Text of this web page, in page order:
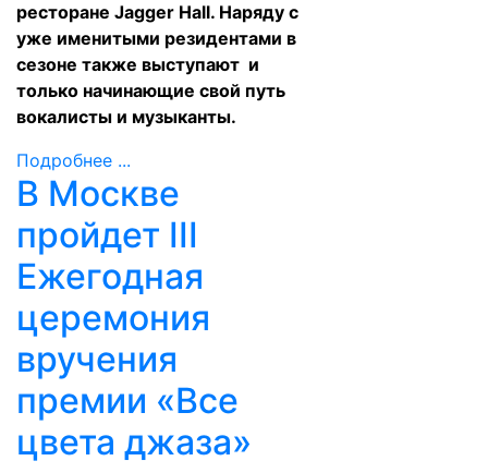
ресторане Jagger Hall. Наряду с
уже именитыми резидентами в
сезоне также выступают и
только начинающие свой путь
вокалисты и музыканты.
Подробнее ...
В Москве
пройдет III
Ежегодная
церемония
вручения
премии «Все
цвета джаза»